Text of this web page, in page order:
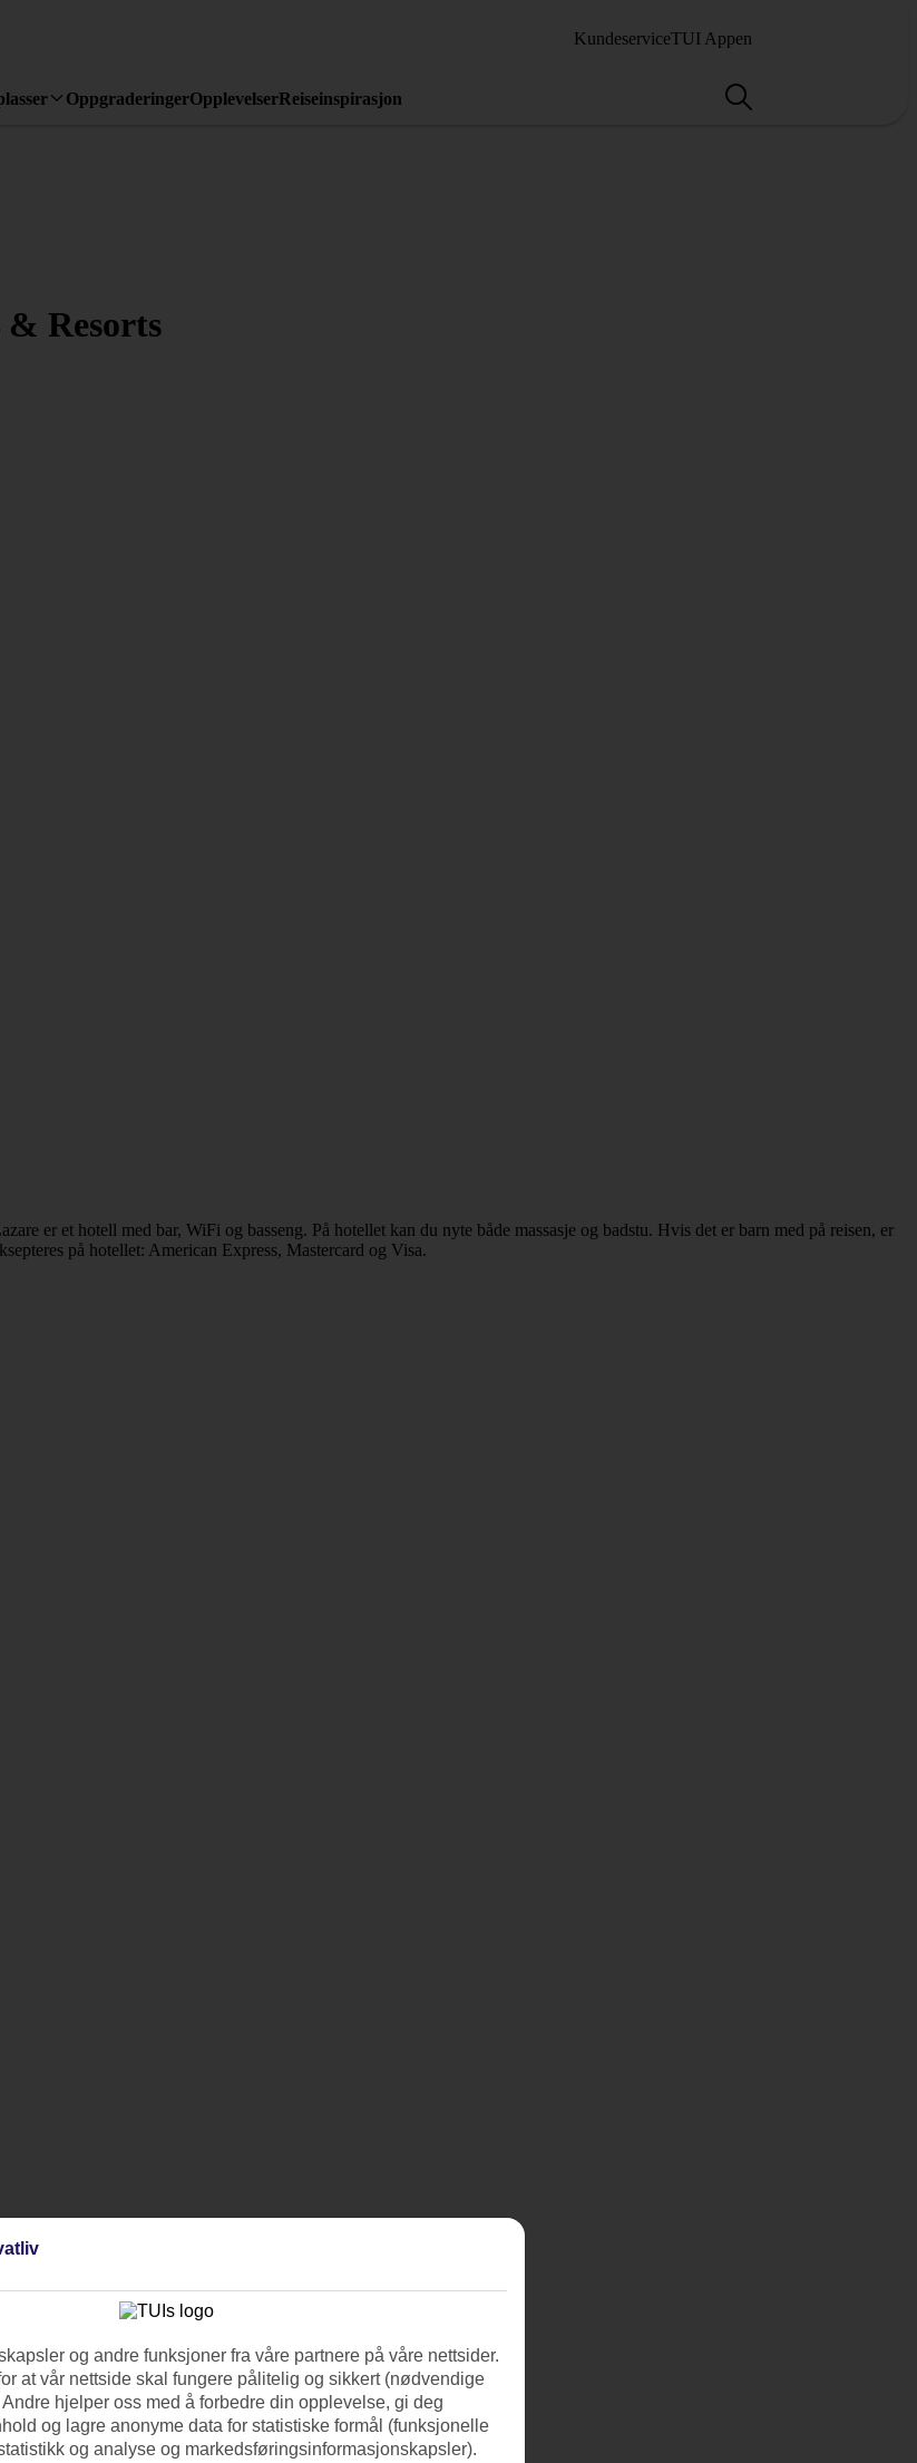
KundeserviceTUI Appen
OppgraderingerOpplevelserReiseinspirasjon
& Resorts
er et hotell med bar, WiFi og basseng. På hotellet kan du nyte både massasje og badstu. Hvis det er barn med på reisen, er
på hotellet: American Express, Mastercard og Visa.
og andre funksjoner fra våre partnere på våre nettsider.
at vår nettside skal fungere pålitelig og sikkert (nødvendige
hjelper oss med å forbedre din opplevelse, gi deg
og lagre anonyme data for statistiske formål (funksjonelle
og analyse og markedsføringsinformasjonskapsler).